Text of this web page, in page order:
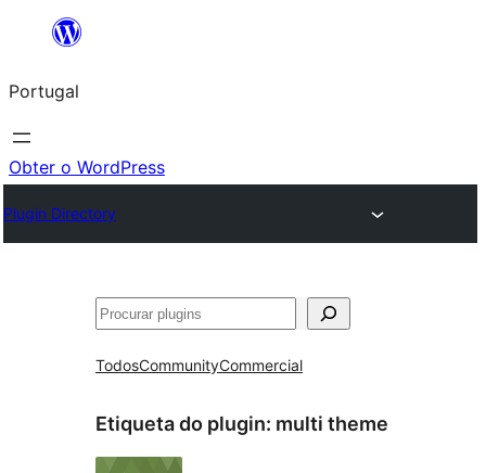
Saltar
o
conteúdo
Portugal
Obter o WordPress
Plugin Directory
Pesquisar
TodosCommunityCommercial
Etiqueta do plugin: multi theme